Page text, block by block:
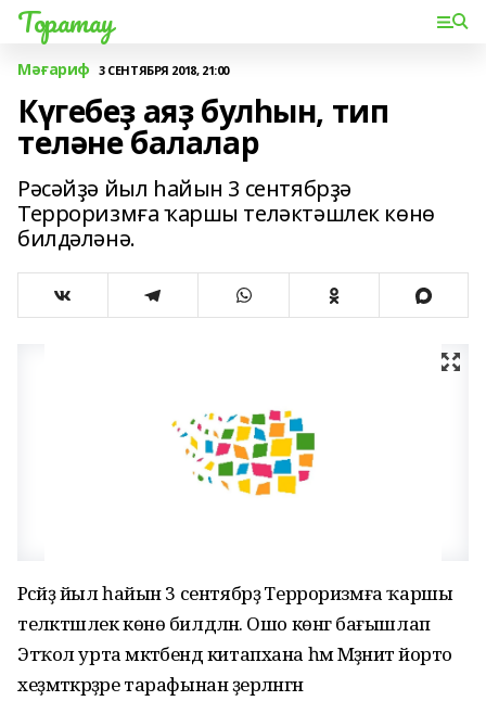
Торатау
Мәғариф 3 СЕНТЯБРЯ 2018, 21:00
Күгебеҙ аяҙ булһын, тип
теләне балалар
Рәсәйҙә йыл һайын 3 сентябрҙә
Терроризмға ҡаршы теләктәшлек көнө
билдәләнә.
Рәсәйҙә йыл һайын 3 сентябрҙә Терроризмға ҡаршы
теләктәшлек көнө билдәләнә. Ошо көнгә бағышлап
Этҡол урта мәктәбендә китапхана һәм Мәҙәниәт йорто
хеҙмәткәрҙәре тарафынан әҙерләнгән